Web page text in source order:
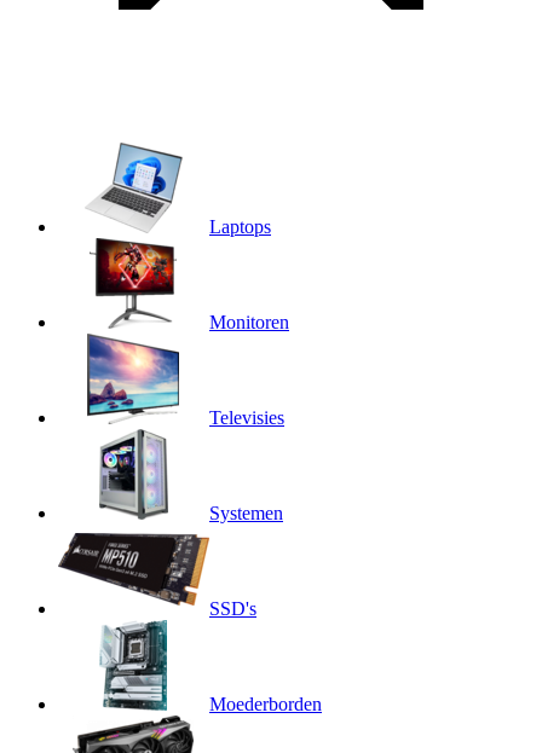
Laptops
Monitoren
Televisies
Systemen
SSD's
Moederborden